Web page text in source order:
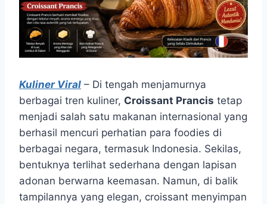
Kuliner Viral – Di tengah menjamurnya
berbagai tren kuliner, Croissant Prancis tetap
menjadi salah satu makanan internasional yang
berhasil mencuri perhatian para foodies di
berbagai negara, termasuk Indonesia. Sekilas,
bentuknya terlihat sederhana dengan lapisan
adonan berwarna keemasan. Namun, di balik
tampilannya yang elegan, croissant menyimpan